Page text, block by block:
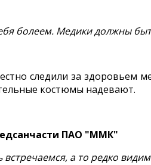
болеем. Медики должны
следили за здоровьем
костюмы надевают.
ПАО "ММК"
встречаемся, а то редко